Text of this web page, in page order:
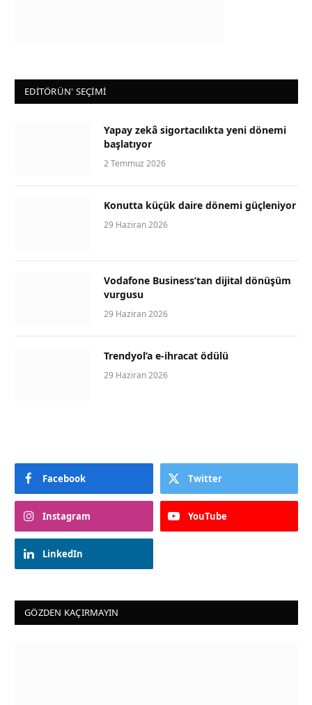
EDİTÖRÜN' SEÇİMİ
Yapay zekâ sigortacılıkta yeni dönemi
başlatıyor
2 Temmuz 2026
Konutta küçük daire dönemi güçleniyor
29 Haziran 2026
Vodafone Business’tan dijital dönüşüm
vurgusu
29 Haziran 2026
Trendyol’a e-ihracat ödülü
29 Haziran 2026
Facebook Twitter
Instagram YouTube
LinkedIn
GÖZDEN KAÇIRMAYIN